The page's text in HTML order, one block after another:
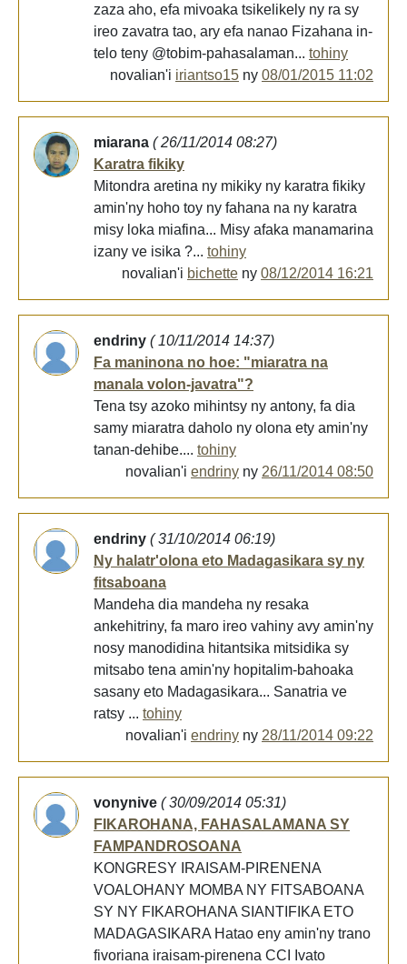
zaza aho, efa mivoaka tsikelikely ny ra sy
ireo zavatra tao, ary efa nanao Fizahana in-
telo teny @tobim-pahasalaman... tohiny
novalian'i iriantso15 ny 08/01/2015 11:02
miarana ( 26/11/2014 08:27)
Karatra fikiky
Mitondra aretina ny mikiky ny karatra fikiky
amin'ny hoho toy ny fahana na ny karatra
misy loka miafina... Misy afaka manamarina
izany ve isika ?... tohiny
novalian'i bichette ny 08/12/2014 16:21
endriny ( 10/11/2014 14:37)
Fa maninona no hoe: "miaratra na
manala volon-javatra"?
Tena tsy azoko mihintsy ny antony, fa dia
samy miaratra daholo ny olona ety amin'ny
tanan-dehibe.... tohiny
novalian'i endriny ny 26/11/2014 08:50
endriny ( 31/10/2014 06:19)
Ny halatr'olona eto Madagasikara sy ny
fitsaboana
Mandeha dia mandeha ny resaka
ankehitriny, fa maro ireo vahiny avy amin'ny
nosy manodidina hitantsika mitsidika sy
mitsabo tena amin'ny hopitalim-bahoaka
sasany eto Madagasikara... Sanatria ve
ratsy ... tohiny
novalian'i endriny ny 28/11/2014 09:22
vonynive ( 30/09/2014 05:31)
FIKAROHANA, FAHASALAMANA SY
FAMPANDROSOANA
KONGRESY IRAISAM-PIRENENA
VOALOHANY MOMBA NY FITSABOANA
SY NY FIKAROHANA SIANTIFIKA ETO
MADAGASIKARA Hatao eny amin'ny trano
fivoriana iraisam-pirenena CCI Ivato